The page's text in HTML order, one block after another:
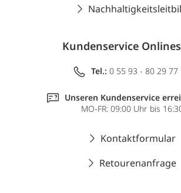
Kundenservice
Tel.: 0 55 93 - 80 29 77
Unseren Kundenservice
MO-FR: 09:00 Uhr bis
Kontaktformular
Retourenanfrage